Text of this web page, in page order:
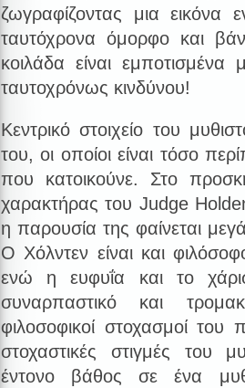
ζωγραφίζοντας μια εικόνα
ταυτόχρονα όμορφο και
κοιλάδα είναι
ταυτοχρόνως κινδύνου!
Κεντρικό στοιχείο του
του, οι οποίοι είναι τόσο
που κατοικούνε. Στο
χαρακτήρας του Judge
η παρουσία της φαίνεται
Ο Χόλντεν είναι και
ενώ η ευφυΐα και το
συναρπαστικό και
φιλοσοφικοί στοχασμοί του
στοχαστικές στιγμές του
έντονο βάθος σε ένα